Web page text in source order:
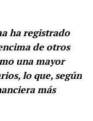
ha registrado
de otros
una mayor
lo que, según
más